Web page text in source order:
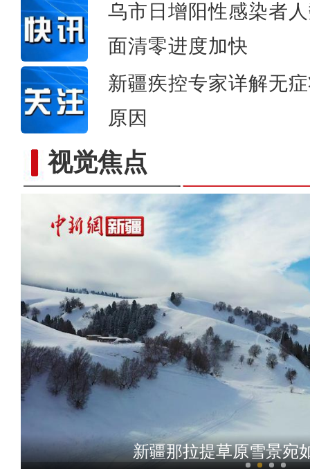
乌市日增阳性感染者
面清零进度加快
新疆疾控专家详解无
原因
视觉焦点【万人说新疆】美合日阿依
新疆那拉提草原雪景宛